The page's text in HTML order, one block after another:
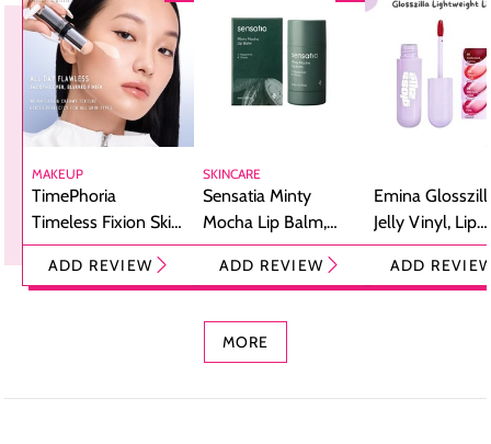
MAKEUP
TimePhoria
Timeless Fixion Skin
Tint Stick,
Foundation dan
ADD REVIEW
SKINCARE
Sensatia Minty
Mocha Lip Balm,
Pelembap Bibir
dengan Aroma
ADD REVIEW
Emina
Jelly Vinyl, Lip
Cream Glossy
Ringan
ADD
MORE